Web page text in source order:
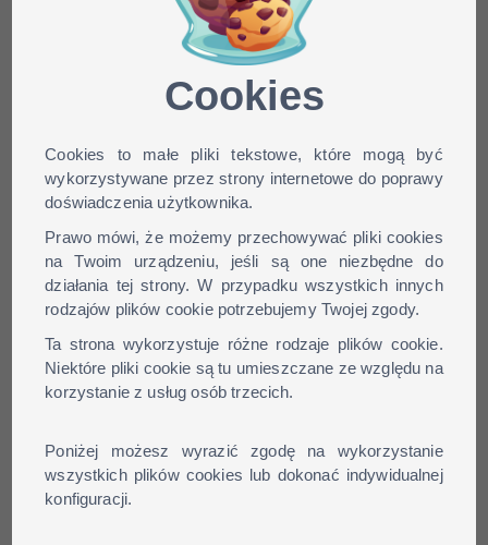
Cookies
Cookies to małe pliki tekstowe, które mogą być
wykorzystywane przez strony internetowe do poprawy
doświadczenia użytkownika.
Prawo mówi, że możemy przechowywać pliki cookies
na Twoim urządzeniu, jeśli są one niezbędne do
działania tej strony. W przypadku wszystkich innych
rodzajów plików cookie potrzebujemy Twojej zgody.
Ta strona wykorzystuje różne rodzaje plików cookie.
Niektóre pliki cookie są tu umieszczane ze względu na
korzystanie z usług osób trzecich.
Poniżej możesz wyrazić zgodę na wykorzystanie
wszystkich plików cookies lub dokonać indywidualnej
konfiguracji.